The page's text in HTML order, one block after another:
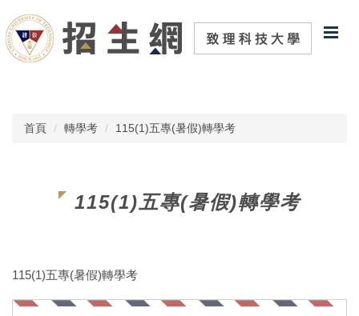
到
主
要
首頁 轉學考 115(1)五專(暑假)轉學考
115(1)五專(暑假)轉學考
115(1)五專(暑假)轉學考